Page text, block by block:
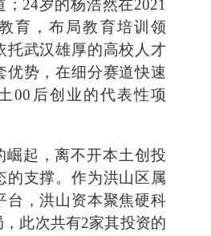
24岁的杨浩然在2021
育，布局教育培训领
托武汉雄厚的高校人才
优势，在细分赛道快速
00后创业的代表性项
崛起，离不开本土创投
的支撑。作为洪山区属
台，洪山资本聚焦硬科
此次共有2家其投资的